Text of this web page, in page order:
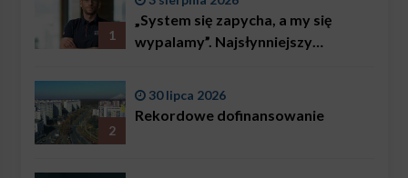
1
„System się zapycha, a my się
wypalamy”. Najsłynniejszy
problemem są nie tylko choroby
2
30 lipca 2026
Rekordowe dofinansowanie